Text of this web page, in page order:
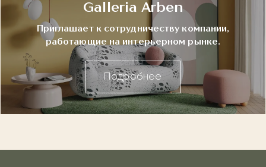
Galleria Arben
Приглашает к сотрудничеству компании,
работающие на интерьерном рынке.
Подробнее